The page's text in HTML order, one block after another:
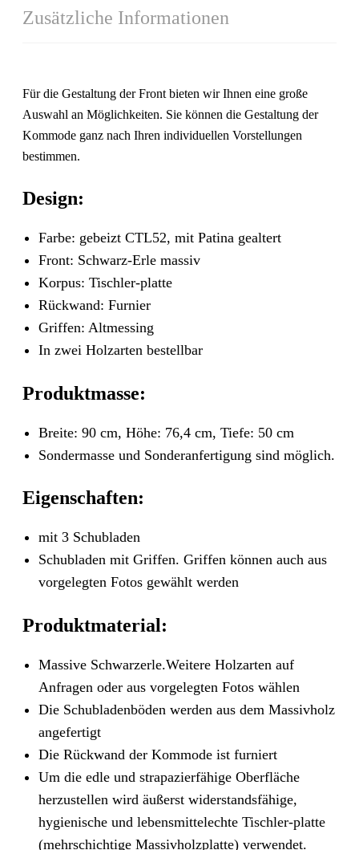
Zusätzliche Informationen
Für die Gestaltung der Front bieten wir Ihnen eine große
Auswahl an Möglichkeiten. Sie können die Gestaltung der
Kommode ganz nach Ihren individuellen Vorstellungen
bestimmen.
Design:
Farbe: gebeizt CTL52, mit Patina gealtert
Front: Schwarz-Erle massiv
Korpus: Tischler-platte
Rückwand: Furnier
Griffen: Altmessing
In zwei Holzarten bestellbar
Produktmasse:
Breite: 90 cm, Höhe: 76,4 cm, Tiefe: 50 cm
Sondermasse und Sonderanfertigung sind möglich.
Eigenschaften:
mit 3 Schubladen
Schubladen mit Griffen. Griffen können auch aus
vorgelegten Fotos gewählt werden
Produktmaterial:
Massive Schwarzerle.Weitere Holzarten auf
Anfragen oder aus vorgelegten Fotos wählen
Die Schubladenböden werden aus dem Massivholz
angefertigt
Die Rückwand der Kommode ist furniert
Um die edle und strapazierfähige Oberfläche
herzustellen wird äußerst widerstandsfähige,
hygienische und lebensmittelechte Tischler-platte
(mehrschichtige Massivholzplatte) verwendet.